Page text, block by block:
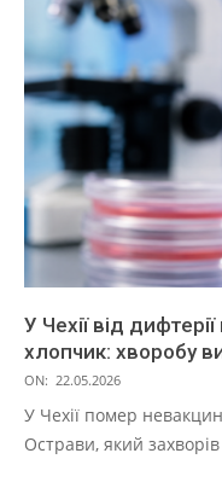
У Чехії від
хлопчик: хворобу
ON: 22.05.2026
У Чехії помер
Острави, який